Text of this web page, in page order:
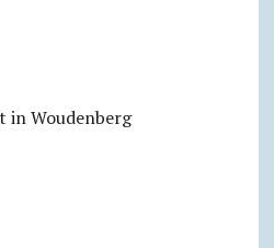
in Woudenberg